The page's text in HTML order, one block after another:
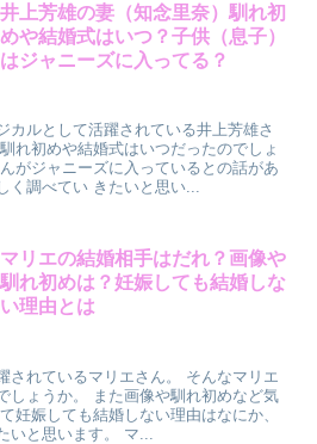
井上芳雄の妻（知念里奈）馴れ初
めや結婚式はいつ？子供（息子）
はジャニーズに入ってる？
カルとして活躍されている井上芳雄さ
れ初めや結婚式はいつだったのでしょ
がジャニーズに入っているとの話があ
く調べてい きたいと思い...
マリエの結婚相手はだれ？画像や
馴れ初めは？妊娠しても結婚しな
い理由とは
されているマリエさん。 そんなマリエ
しょうか。 また画像や馴れ初めなど気
妊娠しても結婚しない理由はなにか、
いと思います。 マ...